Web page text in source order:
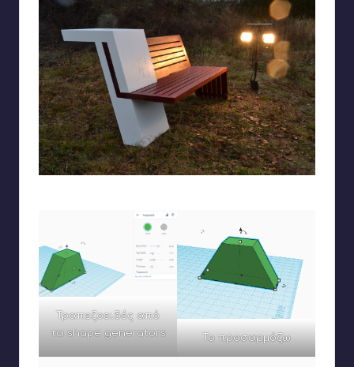
Τραπεζοειδές από
τα shape generators
Το προσαρμόζω